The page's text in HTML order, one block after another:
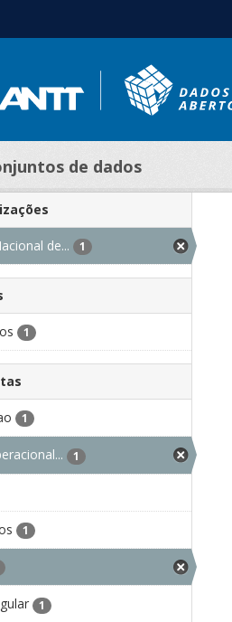
de dados
de... 1
1
1
1
1
1